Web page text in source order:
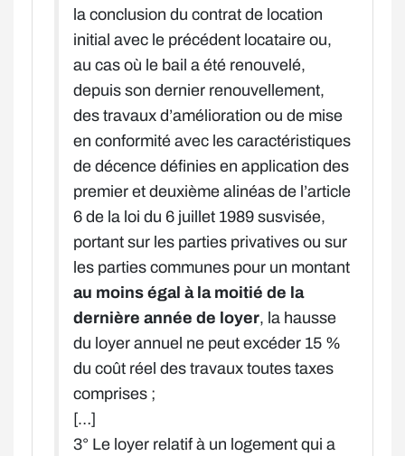
la conclusion du contrat de location
initial avec le précédent locataire ou,
au cas où le bail a été renouvelé,
depuis son dernier renouvellement,
des travaux d’amélioration ou de mise
en conformité avec les caractéristiques
de décence définies en application des
premier et deuxième alinéas de l’article
6 de la loi du 6 juillet 1989 susvisée,
portant sur les parties privatives ou sur
les parties communes pour un montant
au moins égal à la moitié de la
dernière année de loyer, la hausse
du loyer annuel ne peut excéder 15 %
du coût réel des travaux toutes taxes
comprises ;
[…]
3° Le loyer relatif à un logement qui a